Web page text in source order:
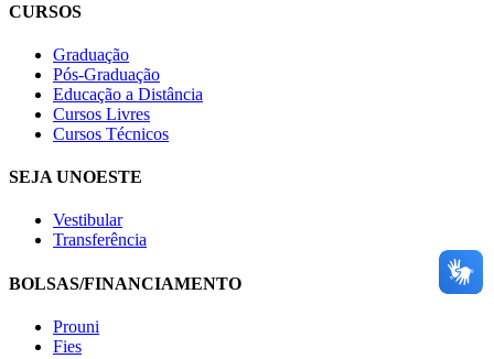
CURSOS
Graduação
Pós-Graduação
Educação a Distância
Cursos Livres
Cursos Técnicos
SEJA UNOESTE
Vestibular
Transferência
BOLSAS/FINANCIAMENTO
Prouni
Fies